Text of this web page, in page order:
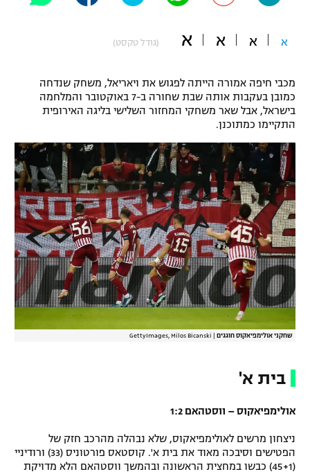
תקנון משתתפים וזוכים בפרסים
תקנון עבור פעילות ספורט 1 – "מרלן"
טניס
גיימינג E-Sports
תנאי שימוש
מדיניות פרטיות
תקנון פעילות ספורט 1
רשיון להקרנה פומבית לבית עסק
המגזין
כדורמים
פוטבול אמריקאי NFL
בייסבול MLB
ספורט אתגרי ואקסטרים
אומנויות לחימה
גיימינג E-Sports
א א א א (גודל טקסט)
מכבי חיפה אמורה הייתה לפגוש את ויאריאל, משחק שנדחה
כמובן בעקבות אותה שבת שחורה ב-7 באוקטובר והמלחמה
בישראל, אבל שאר משחקי המחזור השלישי בליגה האירופית
התקיימו כמתוכנן.
שחקני אולימפיאקוס חוגגים GettyImages, Milos Bicanski
בית א'
אולימפיאקוס – ווסטהאם 1:2
ניצחון מרשים לאולימפיאקוס, שלא נבהלה מהרכב חזק של
הפטישים וסיבכה מאוד את בית א'. קוסטאס פורטוניס (33) ורודיניי
(45+1) כבשו במחצית הראשונה ובהמשך ווסטהאם הלא מדויקת